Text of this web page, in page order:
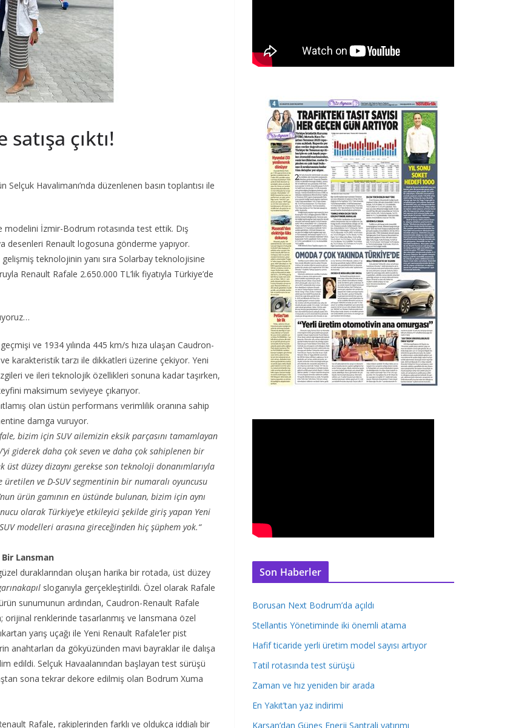
çıktı!
Havalimanı’nda düzenlenen basın toplantısı ile
modelini İzmir-Bodrum rotasında test ettik. Dış
desenleri Renault logosuna gönderme yapıyor.
gelişmiş teknolojinin yanı sıra Solarbay teknolojisine
Renault Rafale 2.650.000 TL’lik fiyatıyla Türkiye’de
ve 1934 yılında 445 km/s hıza ulaşan Caudron-
karakteristik tarzı ile dikkatleri üzerine çekiyor. Yeni
ve ileri teknolojik özellikleri sonuna kadar taşırken,
maksimum seviyeye çıkarıyor.
olan üstün performans verimlilik oranına sahip
damga vuruyor.
bizim için SUV ailemizin eksik parçasını tamamlayan
giderek daha çok seven ve daha çok sahiplenen bir
düzey dizaynı gerekse son teknoloji donanımlarıyla
ve D-SUV segmentinin bir numaralı oyuncusu
ürün gamının en üstünde bulunan, bizim için aynı
olarak Türkiye’ye etkileyici şekilde giriş yapan Yeni
modelleri arasına gireceğinden hiç şüphem yok.“
Lansman
duraklarından oluşan harika bir rotada, üst düzey
sloganıyla gerçekleştirildi. Özel olarak Rafale
sunumunun ardından, Caudron-Renault Rafale
orijinal renklerinde tasarlanmış ve lansmana özel
yarış uçağı ile Yeni Renault Rafale’ler pist
anahtarları da gökyüzünden mavi bayraklar ile dalışa
edildi. Selçuk Havaalanından başlayan test sürüşü
sona tekrar dekore edilmiş olan Bodrum Xuma
Rafale, rakiplerinden farklı ve oldukça iddialı bir
Son Haberler
Borusan Next Bodrum’da açıldı
Stellantis Yönetiminde iki önemli atama
Hafif ticaride yerli üretim model sayısı artıyor
Tatil rotasında test sürüşü
Zaman ve hız yeniden bir arada
En Yakıt’tan yaz indirimi
Karsan’dan Güneş Enerji Santrali yatırımı